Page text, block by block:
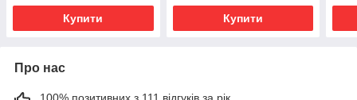
Купити Купити
Про нас